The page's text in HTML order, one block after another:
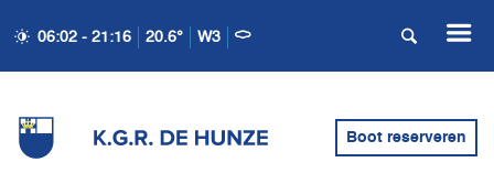
06:02 - 21:16 20.6° W3
Boot reserveren